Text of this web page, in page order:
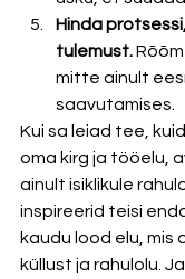
Hinda
tulemust.
mitte ainult
saavutamises.
Kui sa leiad tee,
oma kirg ja tööelu,
ainult isiklikule
inspireerid teisi
kaudu lood elu, mis
küllust ja rahulolu.